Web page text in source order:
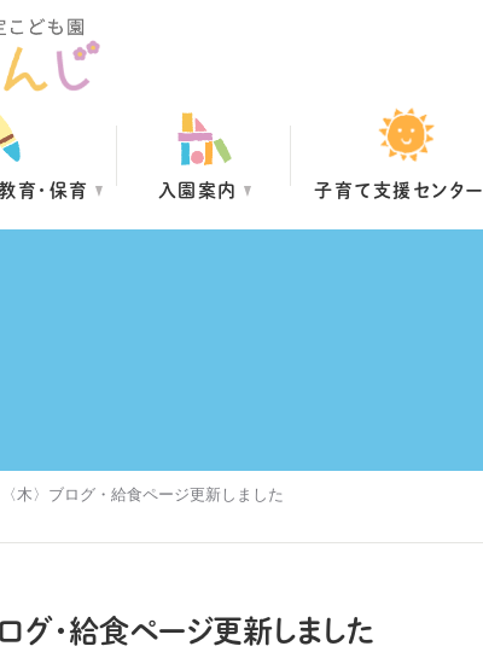
育・保育 入園案内 子育て支援センター
木〉ブログ・給食ページ更新しました
グ・給食ページ更新しました